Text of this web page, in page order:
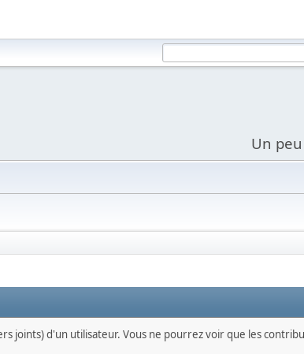
Un
joints) d'un utilisateur. Vous ne pourrez voir que les